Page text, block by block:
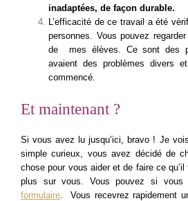
inadaptées, de façon durable.
L’efficacité de ce travail a été
personnes. Vous pouvez
de mes élèves. Ce sont des
avaient des problèmes divers
commencé.
Et maintenant ?
Si vous avez lu jusqu’ici, bravo ! Je
simple curieux, vous avez décidé de
chose pour vous aider et de faire ce
plus sur vous. Vous pouvez si vous
formulaire . Vous recevrez rapidement